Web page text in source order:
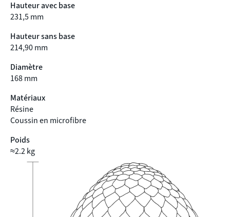
Hauteur avec base
231,5 mm
Hauteur sans base
214,90 mm
Diamètre
168 mm
Matériaux
Résine
Coussin en microfibre
Poids
≈2.2 kg